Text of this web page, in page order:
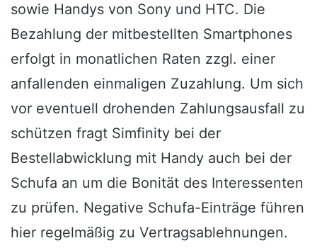
sowie Handys von Sony und HTC. Die
Bezahlung der mitbestellten Smartphones
erfolgt in monatlichen Raten zzgl. einer
anfallenden einmaligen Zuzahlung. Um sich
vor eventuell drohenden Zahlungsausfall zu
schützen fragt Simfinity bei der
Bestellabwicklung mit Handy auch bei der
Schufa an um die Bonität des Interessenten
zu prüfen. Negative Schufa-Einträge führen
hier regelmäßig zu Vertragsablehnungen.